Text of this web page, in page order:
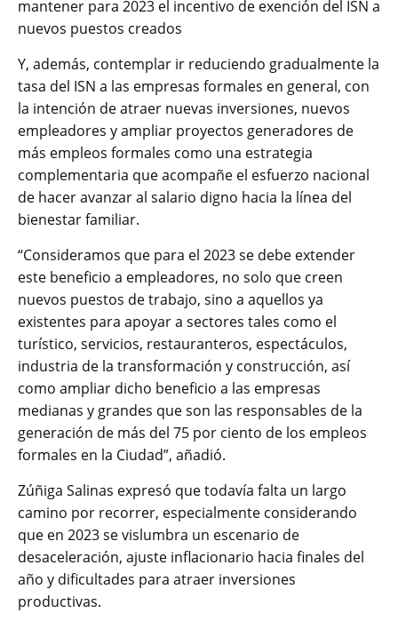
mantener para 2023 el incentivo de exención del ISN a
nuevos puestos creados
Y, además, contemplar ir reduciendo gradualmente la
tasa del ISN a las empresas formales en general, con
la intención de atraer nuevas inversiones, nuevos
empleadores y ampliar proyectos generadores de
más empleos formales como una estrategia
complementaria que acompañe el esfuerzo nacional
de hacer avanzar al salario digno hacia la línea del
bienestar familiar.
“Consideramos que para el 2023 se debe extender
este beneficio a empleadores, no solo que creen
nuevos puestos de trabajo, sino a aquellos ya
existentes para apoyar a sectores tales como el
turístico, servicios, restauranteros, espectáculos,
industria de la transformación y construcción, así
como ampliar dicho beneficio a las empresas
medianas y grandes que son las responsables de la
generación de más del 75 por ciento de los empleos
formales en la Ciudad”, añadió.
Zúñiga Salinas expresó que todavía falta un largo
camino por recorrer, especialmente considerando
que en 2023 se vislumbra un escenario de
desaceleración, ajuste inflacionario hacia finales del
año y dificultades para atraer inversiones
productivas.